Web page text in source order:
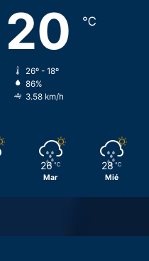
20 ℃
26º - 18º
86%
3.58 km/h
26 ℃
Mar
28 ℃
Mié